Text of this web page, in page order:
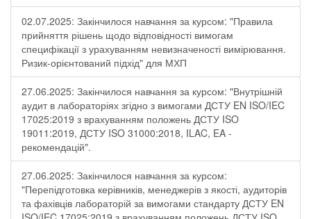
02.07.2025: Закінчилося навчання за курсом: "Правила
прийняття рішень щодо відповідності вимогам
специфікації з урахуванням невизначеності вимірювання.
Ризик-орієнтований підхід" для МХП
27.06.2025: Закінчилося навчання за курсом: "Внутрішній
аудит в лабораторіях згідно з вимогами ДСТУ EN ISO/IEC
17025:2019 з врахуванням положень ДСТУ ISO
19011:2019, ДСТУ ISO 31000:2018, ILAC, EA -
рекомендацій".
27.06.2025: Закінчилося навчання за курсом:
"Перепідготовка керівників, менеджерів з якості, аудиторів
та фахівців лабораторій за вимогами стандарту ДСТУ EN